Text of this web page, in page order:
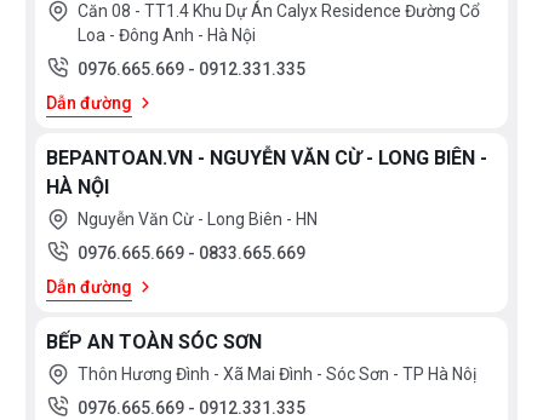
Căn 08 - TT1.4 Khu Dự Án Calyx Residence Đường Cổ
Loa - Đông Anh - Hà Nội
0976.665.669 - 0912.331.335
Dẫn đường
BEPANTOAN.VN - NGUYỄN VĂN CỪ - LONG BIÊN -
HÀ NỘI
Nguyễn Văn Cừ - Long Biên - HN
0976.665.669 - 0833.665.669
Dẫn đường
BẾP AN TOÀN SÓC SƠN
Thôn Hương Đình - Xã Mai Đình - Sóc Sơn - TP Hà Nôị
0976.665.669 - 0912.331.335